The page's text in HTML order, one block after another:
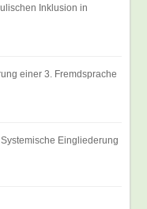
Inklusion in
einer 3. Fremdsprache
Eingliederung